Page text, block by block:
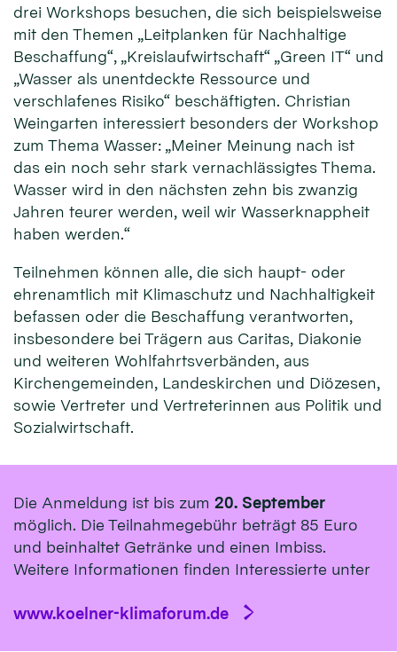
drei Workshops besuchen, die sich beispielsweise
mit den Themen „Leitplanken für Nachhaltige
Beschaffung“, „Kreislaufwirtschaft“ „Green IT“ und
„Wasser als unentdeckte Ressource und
verschlafenes Risiko“ beschäftigten. Christian
Weingarten interessiert besonders der Workshop
zum Thema Wasser: „Meiner Meinung nach ist
das ein noch sehr stark vernachlässigtes Thema.
Wasser wird in den nächsten zehn bis zwanzig
Jahren teurer werden, weil wir Wasserknappheit
haben werden.“
Teilnehmen können alle, die sich haupt- oder
ehrenamtlich mit Klimaschutz und Nachhaltigkeit
befassen oder die Beschaffung verantworten,
insbesondere bei Trägern aus Caritas, Diakonie
und weiteren Wohlfahrtsverbänden, aus
Kirchengemeinden, Landeskirchen und Diözesen,
sowie Vertreter und Vertreterinnen aus Politik und
Sozialwirtschaft.
Die Anmeldung ist bis zum 20. September
möglich. Die Teilnahmegebühr beträgt 85 Euro
und beinhaltet Getränke und einen Imbiss.
Weitere Informationen finden Interessierte unter
www.koelner-klimaforum.de